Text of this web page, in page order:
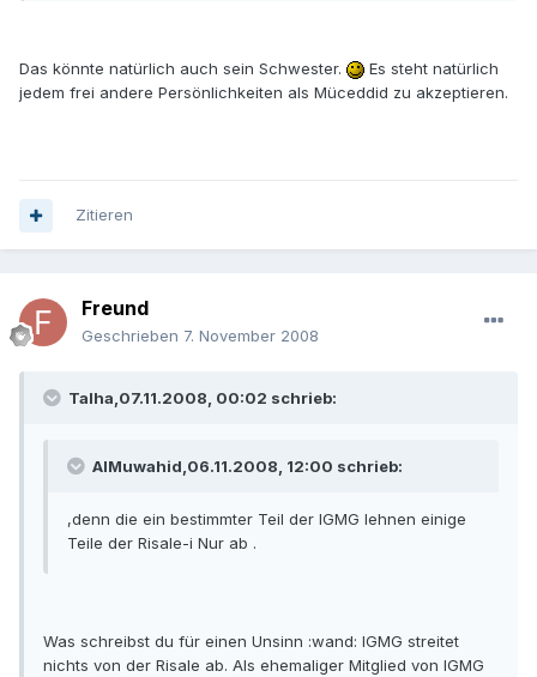
Das könnte natürlich auch sein Schwester.
Es steht natürlich
jedem frei andere Persönlichkeiten als Müceddid zu akzeptieren.
Zitieren
Freund
Geschrieben 7. November 2008
Talha,07.11.2008, 00:02 schrieb:
AlMuwahid,06.11.2008, 12:00 schrieb:
,denn die ein bestimmter Teil der IGMG lehnen einige
Teile der Risale-i Nur ab .
Was schreibst du für einen Unsinn :wand: IGMG streitet
nichts von der Risale ab. Als ehemaliger Mitglied von IGMG